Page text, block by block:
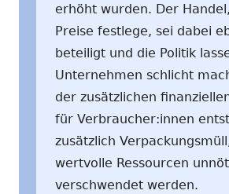
erhöht wurden. Der
Preise festlege, sei dabei
beteiligt und die Politik
Unternehmen schlicht
der zusätzlichen
für Verbraucher:innen
zusätzlich
wertvolle Ressourcen
verschwendet werden.